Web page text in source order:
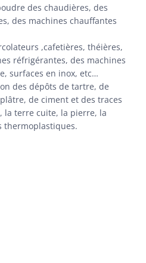
des chaudières, des
des machines chauffantes
,cafetières, théières,
réfrigérantes, des machines
surfaces en inox, etc…
des dépôts de tartre, de
de ciment et des traces
la terre cuite, la pierre, la
thermoplastiques.